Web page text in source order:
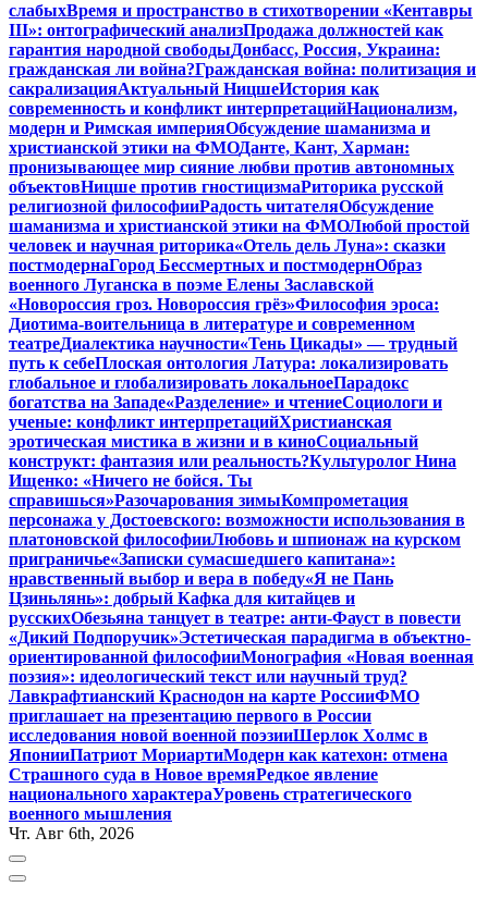
слабыхВремя и пространство в стихотворении «Кентавры
III»: онтографический анализПродажа должностей как
гарантия народной свободыДонбасс, Россия, Украина:
гражданская ли война?Гражданская война: политизация и
сакрализацияАктуальный НицшеИстория как
современность и конфликт интерпретацийНационализм,
модерн и Римская империяОбсуждение шаманизма и
христианской этики на ФМОДанте, Кант, Харман:
пронизывающее мир сияние любви против автономных
объектовНицше против гностицизмаРиторика русской
религиозной философииРадость читателяОбсуждение
шаманизма и христианской этики на ФМОЛюбой простой
человек и научная риторика«Отель дель Луна»: сказки
постмодернаГород Бессмертных и постмодернОбраз
военного Луганска в поэме Елены Заславской
«Новороссия гроз. Новороссия грёз»Философия эроса:
Диотима-воительница в литературе и современном
театреДиалектика научности«Тень Цикады» — трудный
путь к себеПлоская онтология Латура: локализировать
глобальное и глобализировать локальноеПарадокс
богатства на Западе«Разделение» и чтениеСоциологи и
ученые: конфликт интерпретацийХристианская
эротическая мистика в жизни и в киноСоциальный
конструкт: фантазия или реальность?Культуролог Нина
Ищенко: «Ничего не бойся. Ты
справишься»Разочарования зимыКомпрометация
персонажа у Достоевского: возможности использования в
платоновской философииЛюбовь и шпионаж на курском
приграничье«Записки сумасшедшего капитана»:
нравственный выбор и вера в победу«Я не Пань
Цзиньлянь»: добрый Кафка для китайцев и
русскихОбезьяна танцует в театре: анти-Фауст в повести
«Дикий Подпоручик»Эстетическая парадигма в объектно-
ориентированной философииМонография «Новая военная
поэзия»: идеологический текст или научный труд?
Лавкрафтианский Краснодон на карте РоссииФМО
приглашает на презентацию первого в России
исследования новой военной поэзииШерлок Холмс в
ЯпонииПатриот МориартиМодерн как катехон: отмена
Страшного суда в Новое времяРедкое явление
национального характераУровень стратегического
военного мышления
Чт. Авг 6th, 2026